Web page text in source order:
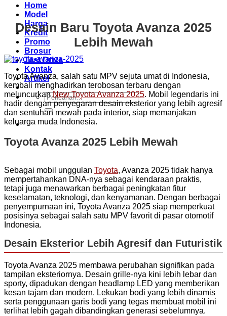
Home
Model
Harga
Kredit
Promo
Brosur
Test Drive
Kontak
Artikel
Pencarian
untuk:
Desain Baru Toyota Avanza 2025
Lebih Mewah
Toyota Avanza, salah satu MPV sejuta umat di Indonesia,
kembali menghadirkan terobosan terbaru dengan
meluncurkanNew Toyota Avanza 2025. Mobil legendaris ini
hadir dengan penyegaran desain eksterior yang lebih agresif
dan sentuhan mewah pada interior, siap memanjakan
keluarga muda Indonesia.
Toyota Avanza 2025 Lebih Mewah
Sebagai mobil unggulan Toyota, Avanza 2025 tidak hanya
mempertahankan DNA-nya sebagai kendaraan praktis,
tetapi juga menawarkan berbagai peningkatan fitur
keselamatan, teknologi, dan kenyamanan. Dengan berbagai
penyempurnaan ini, Toyota Avanza 2025 siap memperkuat
posisinya sebagai salah satu MPV favorit di pasar otomotif
Indonesia.
Desain Eksterior Lebih Agresif dan Futuristik
Toyota Avanza 2025 membawa perubahan signifikan pada
tampilan eksteriornya. Desain grille-nya kini lebih lebar dan
sporty, dipadukan dengan headlamp LED yang memberikan
kesan tajam dan modern. Lekukan bodi yang lebih dinamis
serta penggunaan garis bodi yang tegas membuat mobil ini
terlihat lebih gagah dibandingkan generasi sebelumnya.